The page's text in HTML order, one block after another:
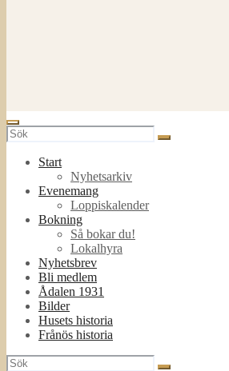
Start
Nyhetsarkiv
Evenemang
Loppiskalender
Bokning
Så bokar du!
Lokalhyra
Nyhetsbrev
Bli medlem
Ådalen 1931
Bilder
Husets historia
Frånös historia